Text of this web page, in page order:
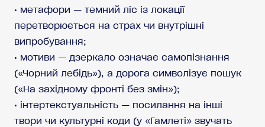
• метафори — темний ліс із локації
перетворюється на страх чи внутрішні
випробування;
• мотиви — дзеркало означає самопізнання
(«Чорний лебідь»), а дорога символізує пошук
(«На західному фронті без змін»);
• інтертекстуальність — посилання на інші
твори чи культурні коди (у «Гамлеті» звучать